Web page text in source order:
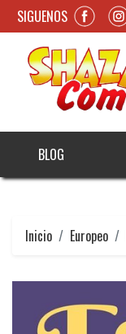
SIGUENOS
BLOG
Inicio Europeo